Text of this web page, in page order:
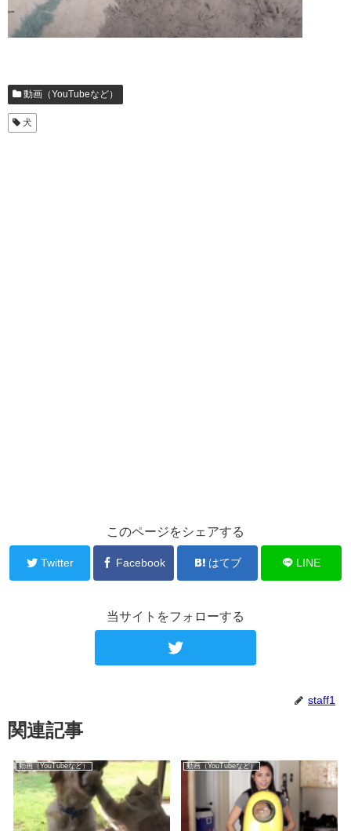
動画（YouTubeなど）
犬
このページをシェアする
Twitter Facebook はてブ LINE
当サイトをフォローする
staff1
関連記事
動画（YouTubeなど） 動画（YouTubeなど）